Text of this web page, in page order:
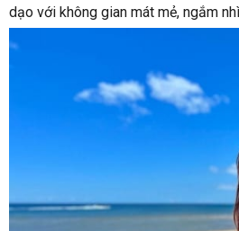
dạo với không gian mát mẻ, ngắm